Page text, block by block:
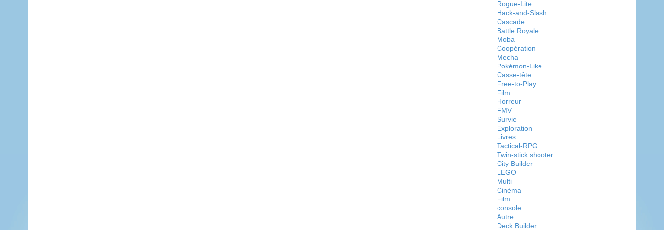
Rogue-Lite
Hack-and-Slash
Cascade
Battle Royale
Moba
Coopération
Mecha
Pokémon-Like
Casse-tête
Free-to-Play
Film
Horreur
FMV
Survie
Exploration
Livres
Tactical-RPG
Twin-stick shooter
City Builder
LEGO
Multi
Cinéma
Film
console
Autre
Deck Builder